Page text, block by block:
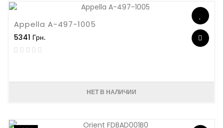
Appella A-497-1005
5341 Грн.
НЕТ В НАЛИЧИИ